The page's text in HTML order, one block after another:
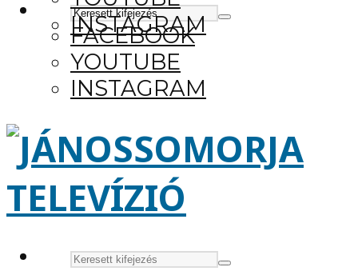
INSTAGRAM
FACEBOOK
YOUTUBE
INSTAGRAM